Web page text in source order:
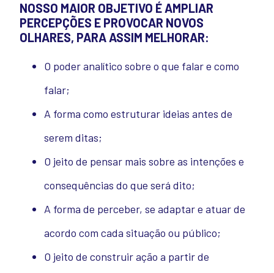
NOSSO MAIOR OBJETIVO É AMPLIAR
PERCEPÇÕES E PROVOCAR NOVOS
OLHARES, PARA ASSIM MELHORAR:
O poder analítico sobre o que falar e como
falar;
A forma como estruturar ideias antes de
serem ditas;
O jeito de pensar mais sobre as intenções e
consequências do que será dito;
A forma de perceber, se adaptar e atuar de
acordo com cada situação ou público;
O jeito de construir ação a partir de